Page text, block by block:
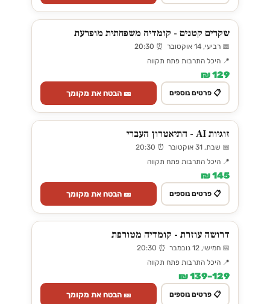
שקרים קטנים - קומדיה משפחתית מופרעת
📅 רביעי, 14 אוקטובר ⏰ 20:30
📍 היכל התרבות פתח תקווה
129 ₪
📋 פרטים נוספים 🎫 הבטח את מקומך
זוגיות AI - התיאטרון העברי
📅 שבת, 31 אוקטובר ⏰ 20:30
📍 היכל התרבות פתח תקווה
145 ₪
📋 פרטים נוספים 🎫 הבטח את מקומך
דרושה עוזרת - קומדיה מטורפת
📅 חמישי, 12 נובמבר ⏰ 20:30
📍 היכל התרבות פתח תקווה
129–139 ₪
📋 פרטים נוספים 🎫 הבטח את מקומך